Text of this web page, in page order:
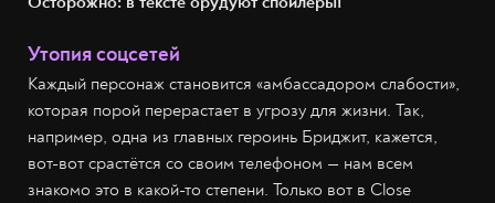
Утопия соцсетей
Каждый персонаж становится «амбассадором слабости»,
которая порой перерастает в угрозу для жизни. Так,
например, одна из главных героинь Бриджит, кажется,
вот-вот срастётся со своим телефоном — нам всем
знакомо это в какой-то степени. Только вот в Close